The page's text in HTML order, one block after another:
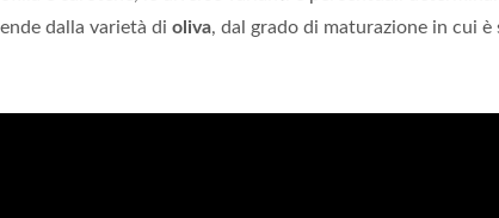
dalla varietà di oliva, dal grado di maturazione in cui è